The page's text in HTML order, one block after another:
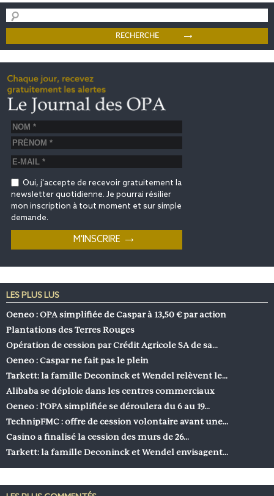
Oui, j'accepte de recevoir gratuitement la
newsletter quotidienne. Je pourrai résilier
mon inscription à tout moment et sur simple
demande.
LES PLUS LUS
Oeneo : OPA simplifiée de Caspar à 13,50 € par action
Plantations des Terres Rouges
Opération de cession par Crédit Agricole SA de sa…
Oeneo : Caspar ne fait pas le plein
Tarkett: la famille Deconinck et Wendel relèvent le…
Alibaba se déploie dans les centres commerciaux
Oeneo : l’OPA simplifiée se déroulera du 6 au 19…
TechnipFMC : offre de cession volontaire avant une…
Casino a finalisé la cession des murs de 26…
Tarkett: la famille Deconinck et Wendel envisagent…